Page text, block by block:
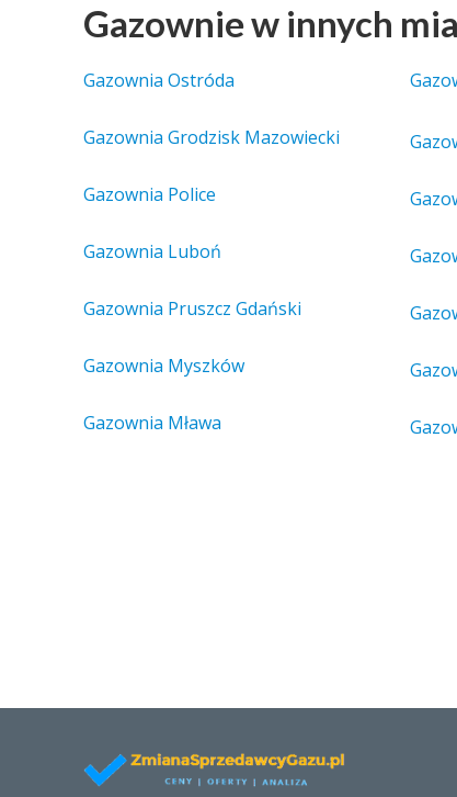
Gazownie w innych
Gazownia Ostróda
Gazownia Grodzisk Mazowiecki
Gazownia Police
Gazownia Luboń
Gazownia Pruszcz Gdański
Gazownia Myszków
Gazownia Mława